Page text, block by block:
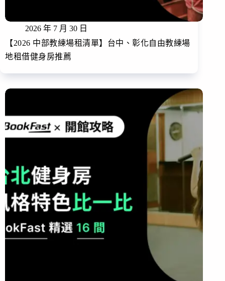
2026 年 7 月 30 日
【2026 中部教練場租清單】台中、彰化自由教練場
地租借健身房推薦